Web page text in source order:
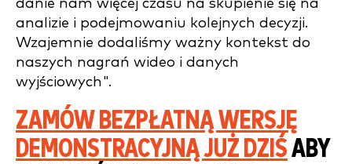
danie nam więcej czasu na skupienie się na
analizie i podejmowaniu kolejnych decyzji.
Wzajemnie dodaliśmy ważny kontekst do
naszych nagrań wideo i danych
wyjściowych".
ZAMÓW BEZPŁATNĄ WERSJĘ
DEMONSTRACYJNĄ JUŻ DZIŚABY